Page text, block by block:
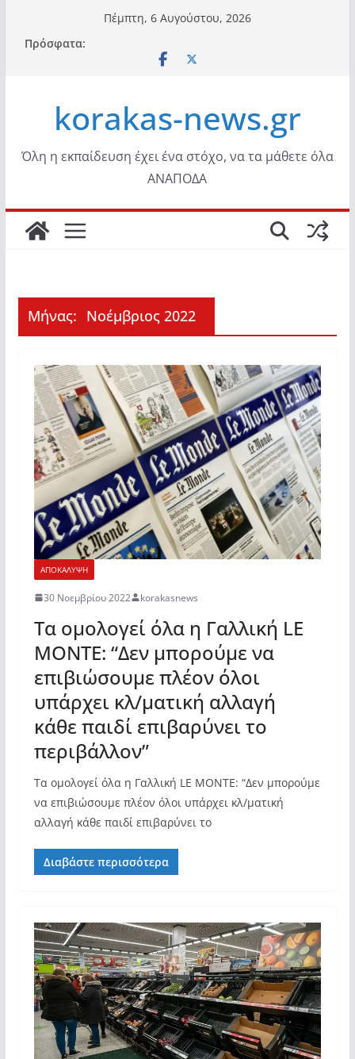
περιεχόμενο
Πέμπτη, 6 Αυγούστου, 2026
Πρόσφατα:
korakas-news.gr
Όλη η εκπαίδευση έχει ένα στόχο, να τα μάθετε όλα
ΑΝΑΠΟΔΑ
Μήνας: Νοέμβριος 2022
ΑΠΟΚΑΛΥΨΗ
30 Νοεμβρίου 2022 korakasnews
Τα ομολογεί όλα η Γαλλική LE
MONTE: “Δεν μπορούμε να
επιβιώσουμε πλέον όλοι
υπάρχει κλ/ματική αλλαγή
κάθε παιδί επιβαρύνει το
περιβάλλον”
Τα ομολογεί όλα η Γαλλική LE MONTE: “Δεν μπορούμε
να επιβιώσουμε πλέον όλοι υπάρχει κλ/ματική
αλλαγή κάθε παιδί επιβαρύνει το
Διαβάστε περισσότερα